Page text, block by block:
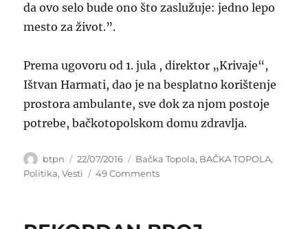
da ovo selo bude ono što zaslužuje: jedno lepo
mesto za život.”.
Prema ugovoru od 1. jula , direktor „Krivaje“,
Ištvan Harmati, dao je na besplatno korištenje
prostora ambulante, sve dok za njom postoje
potrebe, bačkotopolskom domu zdravlja.
Author
btpn
Posted
on
22/07/2016 Categories
Bačka Topola, BAČKA TOPOLA,
Politika,Vesti 49 Commentson